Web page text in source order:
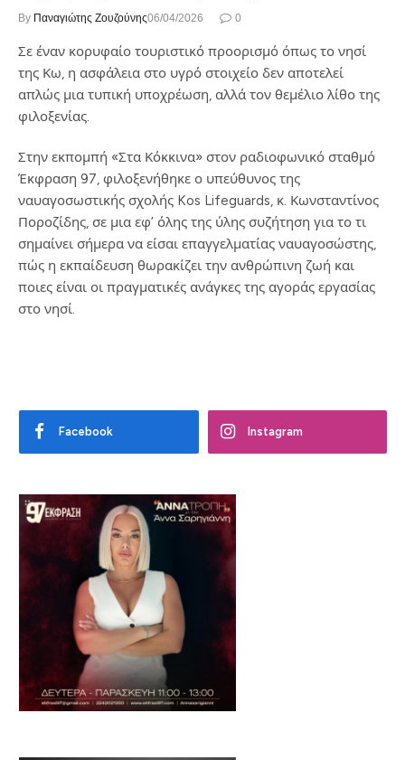
By Παναγιώτης Ζουζούνης06/04/2026 0
Σε έναν κορυφαίο τουριστικό προορισμό όπως το νησί
της Κω, η ασφάλεια στο υγρό στοιχείο δεν αποτελεί
απλώς μια τυπική υποχρέωση, αλλά τον θεμέλιο λίθο της
φιλοξενίας.
Στην εκπομπή «Στα Κόκκινα» στον ραδιοφωνικό σταθμό
Έκφραση 97, φιλοξενήθηκε ο υπεύθυνος της
ναυαγοσωστικής σχολής Kos Lifeguards, κ. Κωνσταντίνος
Ποροζίδης, σε μια εφ’ όλης της ύλης συζήτηση για το τι
σημαίνει σήμερα να είσαι επαγγελματίας ναυαγοσώστης,
πώς η εκπαίδευση θωρακίζει την ανθρώπινη ζωή και
ποιες είναι οι πραγματικές ανάγκες της αγοράς εργασίας
στο νησί.
Facebook Instagram